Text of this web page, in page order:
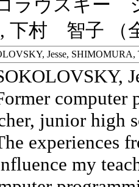
ラヴスキー
下村 智子 （
Jesse, SHIMOMURA,
computer
junior high
experiences
my